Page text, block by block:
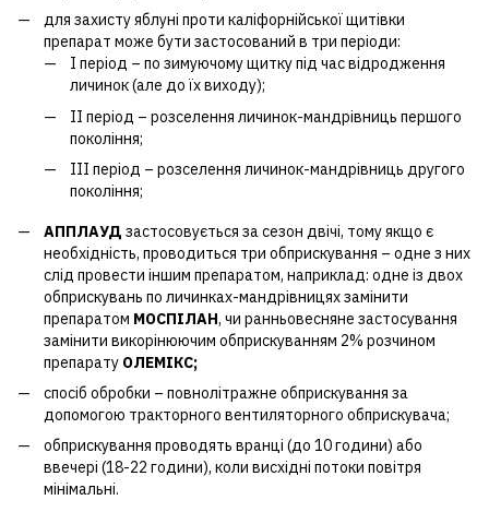
для захисту яблуні проти каліфорнійської щитівки
препарат може бути застосований в три періоди:
I період – по зимуючому щитку під час відродження
личинок (але до їх виходу);
II період – розселення личинок-мандрівниць першого
покоління;
III період – розселення личинок-мандрівниць другого
покоління;
АППЛАУД застосовується за сезон двічі, тому якщо є
необхідність, проводиться три обприскування – одне з них
слід провести іншим препаратом, наприклад: одне із двох
обприскувань по личинках-мандрівницях замінити
препаратом МОСПІЛАН, чи ранньовесняне застосування
замінити викорінюючим обприскуванням 2% розчином
препарату ОЛЕМІКС;
спосіб обробки – повнолітражне обприскування за
допомогою тракторного вентиляторного обприскувача;
обприскування проводять вранці (до 10 години) або
ввечері (18-22 години), коли висхідні потоки повітря
мінімальні.